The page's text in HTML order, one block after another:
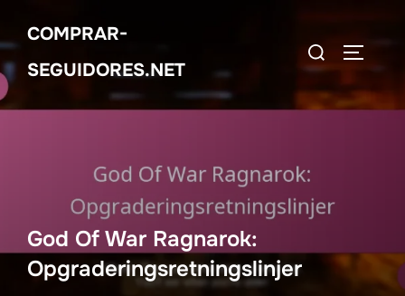
to
content
COMPRAR-
SEGUIDORES.NET
Search
for:
God Of War Ragnarok:
Opgraderingsretningslinjer